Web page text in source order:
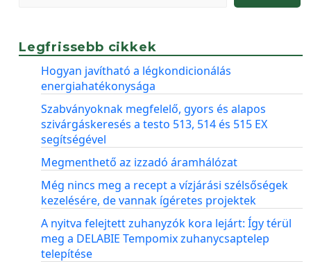
Legfrissebb cikkek
Hogyan javítható a légkondicionálás
energiahatékonysága
Szabványoknak megfelelő, gyors és alapos
szivárgáskeresés a testo 513, 514 és 515 EX
segítségével
Megmenthető az izzadó áramhálózat
Még nincs meg a recept a vízjárási szélsőségek
kezelésére, de vannak ígéretes projektek
A nyitva felejtett zuhanyzók kora lejárt: Így térül
meg a DELABIE Tempomix zuhanycsaptelep
telepítése